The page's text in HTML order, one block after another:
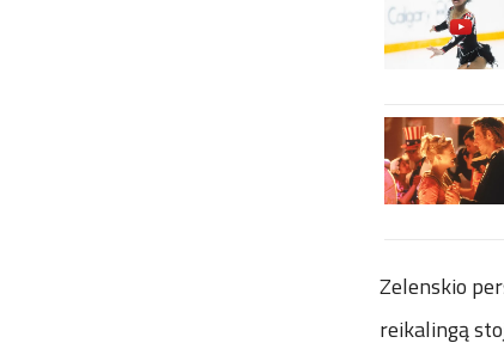
Zelenskio
reikalingą